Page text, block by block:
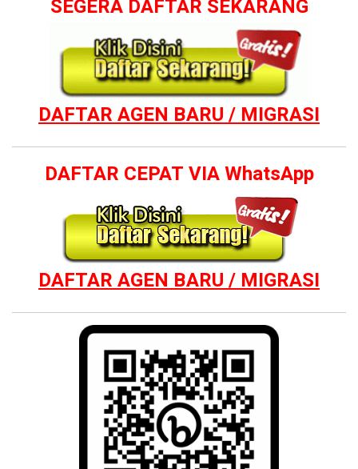
SEGERA DAFTAR SEKARANG
DAFTAR AGEN BARU / MIGRASI
DAFTAR CEPAT VIA WhatsApp
DAFTAR AGEN BARU / MIGRASI